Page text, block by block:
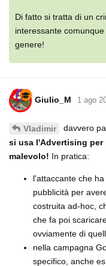
Di fatto si tratta di un
interessante
genere!
Giulio_M 1 ago
Vladimir davvero
si usa l'Advertising per
malevolo! In pratica:
l'attaccante che
pubblicità per
costruita ad-hoc,
che fa poi
ovviamente di
nella campagna
specifico, anche